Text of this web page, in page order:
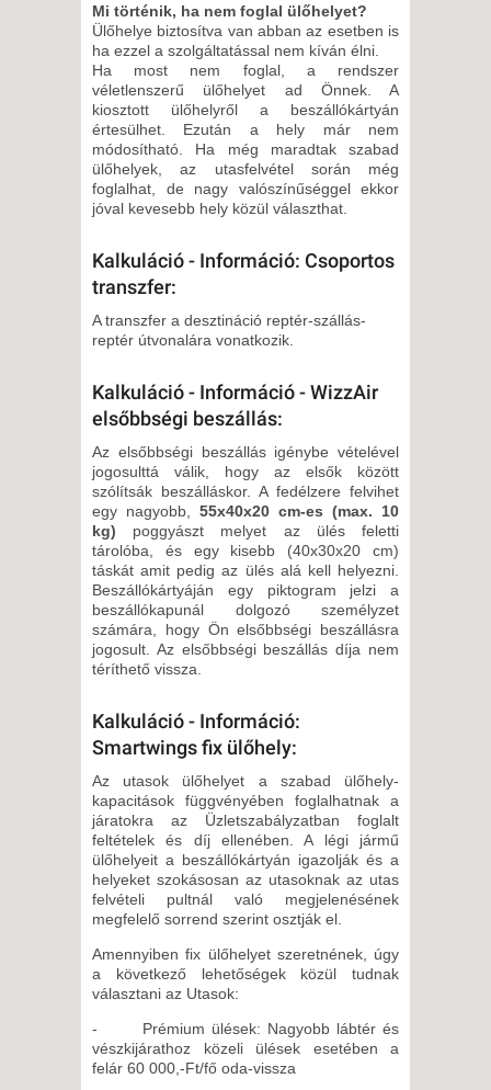
Mi történik, ha nem foglal ülőhelyet?
Ülőhelye biztosítva van abban az esetben is
ha ezzel a szolgáltatással nem kíván élni.
Ha most nem foglal, a rendszer
véletlenszerű ülőhelyet ad Önnek. A
kiosztott ülőhelyről a beszállókártyán
értesülhet. Ezután a hely már nem
módosítható. Ha még maradtak szabad
ülőhelyek, az utasfelvétel során még
foglalhat, de nagy valószínűséggel ekkor
jóval kevesebb hely közül választhat.
Kalkuláció - Információ: Csoportos
transzfer:
A transzfer a desztináció reptér-szállás-
reptér útvonalára vonatkozik.
Kalkuláció - Információ - WizzAir
elsőbbségi beszállás:
Az elsőbbségi beszállás igénybe vételével
jogosulttá válik, hogy az elsők között
szólítsák beszálláskor. A fedélzere felvihet
egy nagyobb, 55x40x20 cm-es (max. 10
kg) poggyászt melyet az ülés feletti
tárolóba, és egy kisebb (40x30x20 cm)
táskát amit pedig az ülés alá kell helyezni.
Beszállókártyáján egy piktogram jelzi a
beszállókapunál dolgozó személyzet
számára, hogy Ön elsőbbségi beszállásra
jogosult. Az elsőbbségi beszállás díja nem
téríthető vissza.
Kalkuláció - Információ:
Smartwings fix ülőhely:
Az utasok ülőhelyet a szabad ülőhely-
kapacitások függvényében foglalhatnak a
járatokra az Üzletszabályzatban foglalt
feltételek és díj ellenében. A légi jármű
ülőhelyeit a beszállókártyán igazolják és a
helyeket szokásosan az utasoknak az utas
felvételi pultnál való megjelenésének
megfelelő sorrend szerint osztják el.
Amennyiben fix ülőhelyet szeretnének, úgy
a következő lehetőségek közül tudnak
választani az Utasok:
- Prémium ülések: Nagyobb lábtér és
vészkijárathoz közeli ülések esetében a
felár 60 000,-Ft/fő oda-vissza